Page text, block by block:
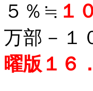
５％≒ １
万部－１
曜版１６